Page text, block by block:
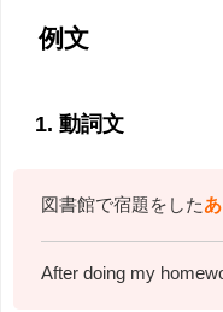
例文
1. 動詞文
図書館で宿題をした
After doing my